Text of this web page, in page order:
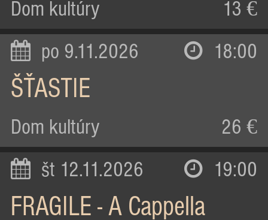
Dom kultúry 13 €
po 9.11.2026 18:00
ŠŤASTIE
Dom kultúry 26 €
št 12.11.2026 19:00
FRAGILE - A Cappella